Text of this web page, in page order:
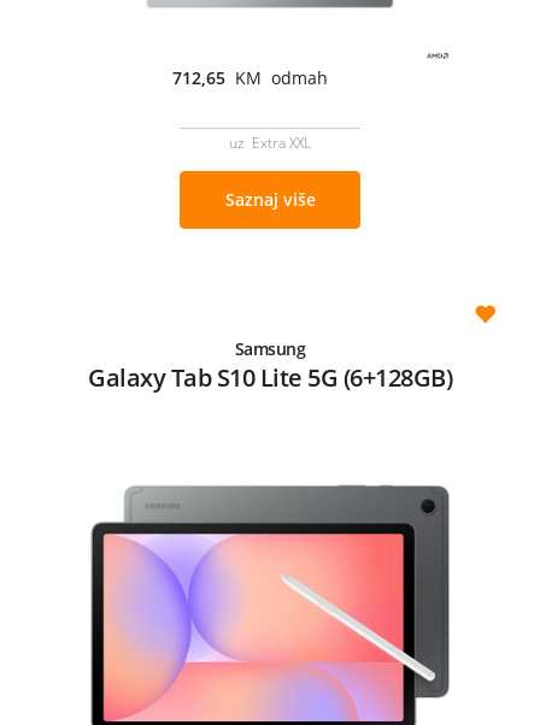
712,65 KM odmah
uz Extra XXL
Saznaj više
Samsung
Galaxy Tab S10 Lite 5G (6+128GB)